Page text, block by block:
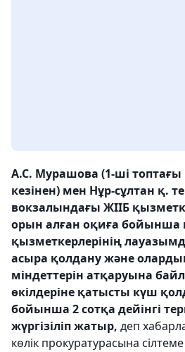
А.С. Мурашова (1-ші топтағы
кезінен) мен Нұр-сұлтан қ.
вокзалындағы ЖІІБ
орын алған оқиға бойынша
қызметкерлерінің
асыра қолдану және
міндеттерін атқаруына
өкілдеріне қатысты күш
бойынша 2 сотқа дейінгі
жүргізіліп жатыр, деп
көлік прокуратурасына